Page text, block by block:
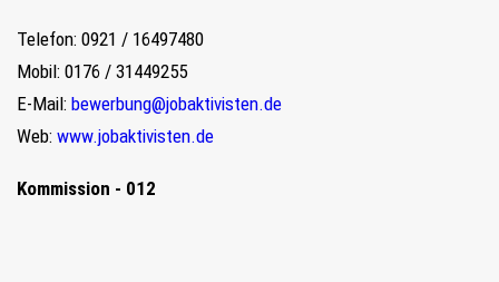
Telefon: 0921 / 16497480
Mobil: 0176 / 31449255
E-Mail: bewerbung@jobaktivisten.de
Web: www.jobaktivisten.de
Kommission - 012